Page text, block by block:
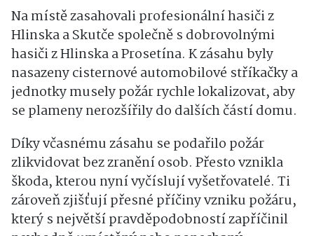
Na místě zasahovali profesionální hasiči z
Hlinska a Skutče společně s dobrovolnými
hasiči z Hlinska a Prosetína. K zásahu byly
nasazeny cisternové automobilové stříkačky a
jednotky musely požár rychle lokalizovat, aby
se plameny nerozšířily do dalších částí domu.
Díky včasnému zásahu se podařilo požár
zlikvidovat bez zranění osob. Přesto vznikla
škoda, kterou nyní vyčíslují vyšetřovatelé. Ti
zároveň zjišťují přesné příčiny vzniku požáru,
který s největší pravděpodobností zapříčinil